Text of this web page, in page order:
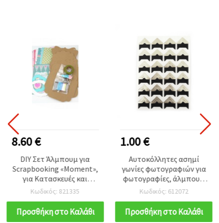
8.60 €
DIY Σετ Άλμπουμ για
Scrapbooking «Moment»,
για Κατασκευές και
Διακόσμηση, 6 Σελίδες
Κωδικός: 821335
Προσθήκη στο Καλάθι
1.00 €
Αυτοκόλλητες ασημί
γωνίες φωτογραφιών για
φωτογραφίες, άλμπουμ
αναμνήσεων &
scrapbooking, 90x125x0.3
mm, τρίγωνα 21x21 mm,
24 τεμ.
Κωδικός: 612072
Προσθήκη στο Καλάθι